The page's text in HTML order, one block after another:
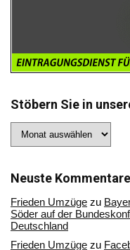
Stöbern Sie in
Sie
Archiv
Neuste Kommentare
Frieden Umzüge zu
Söder auf der
Deutschland
Frieden Umzüge zu